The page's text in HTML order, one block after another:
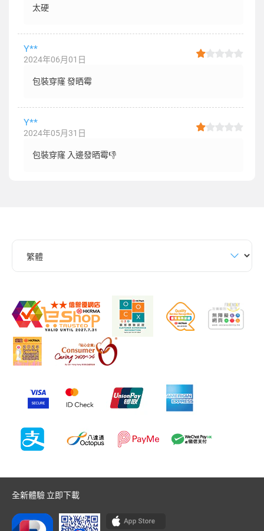
太硬
Y**
2024年06月01日
包裝穿窿 發晒霉
Y**
2024年05月31日
包裝穿窿 入邊發晒霉👎
全新體驗 立即下載